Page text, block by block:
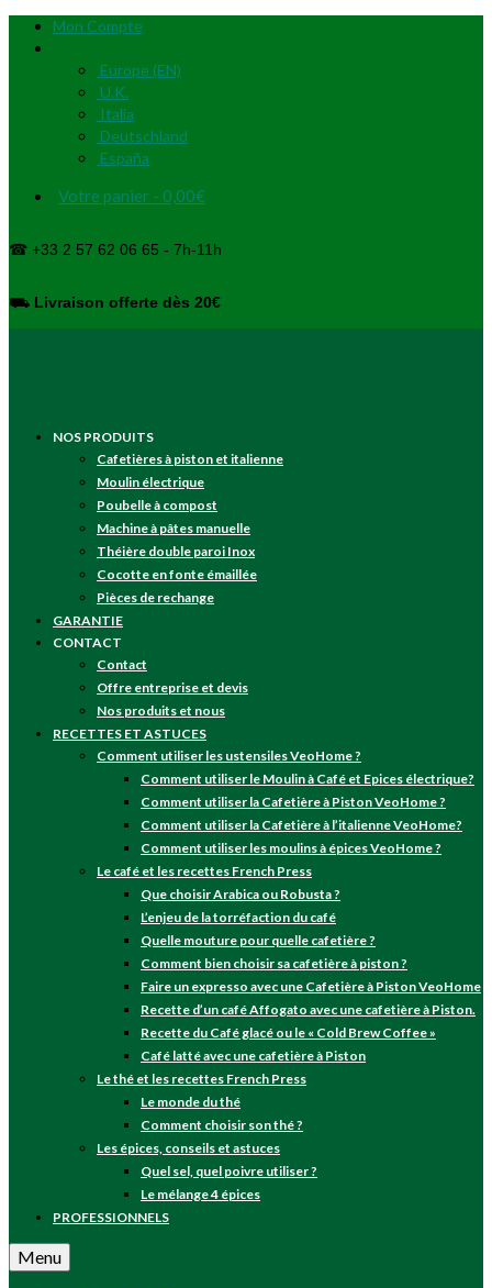
Mon Compte
Europe (EN)
U.K.
Italia
Deutschland
España
Votre panier - 0,00€
☎ +33 2 57 62 06 65 - 7h-11h
⛟ Livraison offerte dès 20€
NOS PRODUITS
Cafetières à piston et italienne
Moulin électrique
Poubelle à compost
Machine à pâtes manuelle
Théière double paroi Inox
Cocotte en fonte émaillée
Pièces de rechange
GARANTIE
CONTACT
Contact
Offre entreprise et devis
Nos produits et nous
RECETTES ET ASTUCES
Comment utiliser les ustensiles VeoHome ?
Comment utiliser le Moulin à Café et Epices électrique?
Comment utiliser la Cafetière à Piston VeoHome ?
Comment utiliser la Cafetière à l’italienne VeoHome?
Comment utiliser les moulins à épices VeoHome ?
Le café et les recettes French Press
Que choisir Arabica ou Robusta ?
L’enjeu de la torréfaction du café
Quelle mouture pour quelle cafetière ?
Comment bien choisir sa cafetière à piston ?
Faire un expresso avec une Cafetière à Piston VeoHome
Recette d’un café Affogato avec une cafetière à Piston.
Recette du Café glacé ou le « Cold Brew Coffee »
Café latté avec une cafetière à Piston
Le thé et les recettes French Press
Le monde du thé
Comment choisir son thé ?
Les épices, conseils et astuces
Quel sel, quel poivre utiliser ?
Le mélange 4 épices
PROFESSIONNELS
Menu